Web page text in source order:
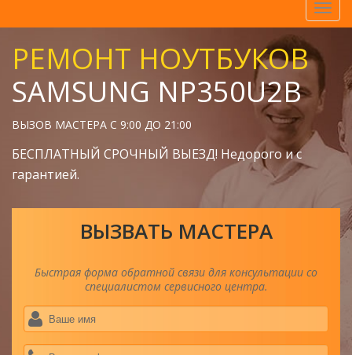
РЕМОНТ НОУТБУКОВ
SAMSUNG NP350U2B
ВЫЗОВ МАСТЕРА С 9:00 ДО 21:00
БЕСПЛАТНЫЙ СРОЧНЫЙ ВЫЕЗД! Недорого и с
гарантией.
ВЫЗВАТЬ МАСТЕРА
Быстрая форма обратной связи для консультации со
специалистом сервисного центра.